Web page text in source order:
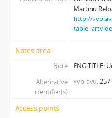
[Subseries] Somnia
[Subseries] Na
[Subseries] Tvář
[Subseries] Kosmické
[Subseries] Cosmos –
Martinu
http://
Notes area
Note
ENG TITLE:
Alternative
identifier(s)
vvp-avu 257
Access points